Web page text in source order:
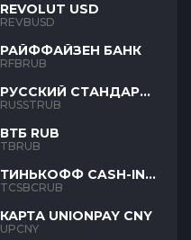
REVOLUT USD
REVBUSD
РАЙФФАЙЗЕН БАНК
RFBRUB
РУССКИЙ СТАНДАРТ
RUB
RUSSTRUB
ВТБ RUB
TBRUB
ТИНЬКОФФ CASH-IN
RUB
TCSBCRUB
КАРТА UNIONPAY CNY
UPCNY